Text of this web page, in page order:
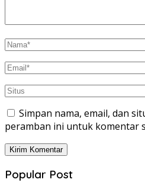
Simpan nama, email, dan
peramban ini untuk komentar
Popular Post